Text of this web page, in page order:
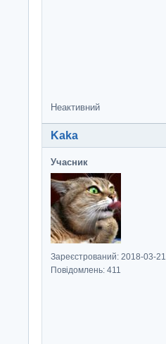
Неактивний
Kaka
Учасник
Зареєстрований: 2018-03-21
Повідомлень: 411